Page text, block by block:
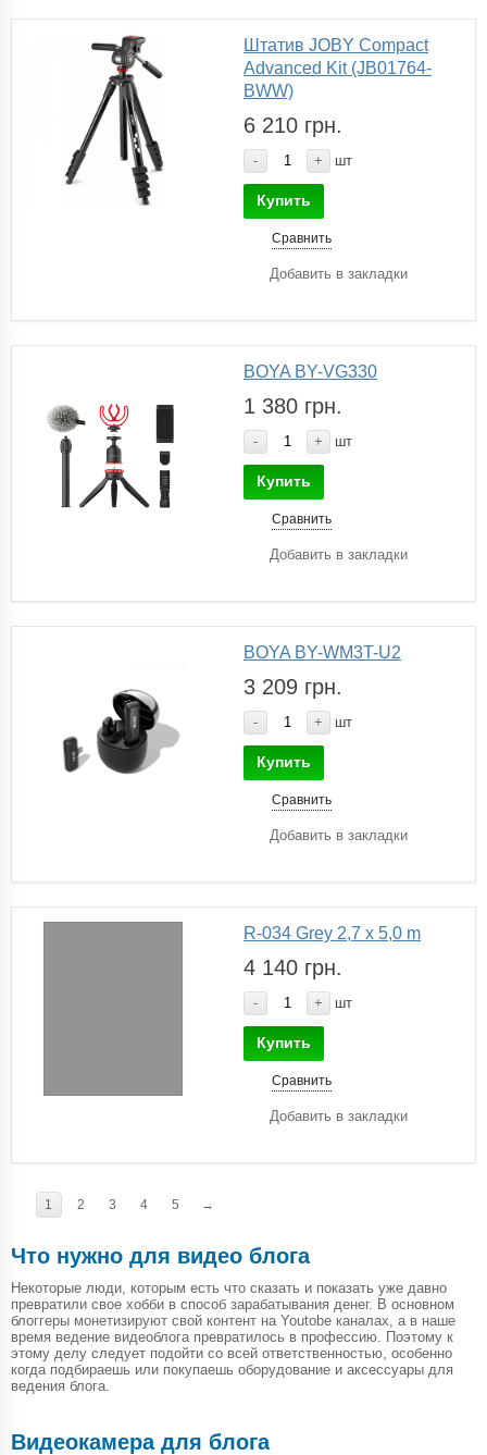
Штатив JOBY Compact
Advanced Kit (JB01764-
BWW)
6 210 грн.
- + шт
Купить
Сравнить
Добавить в закладки
BOYA BY-VG330
1 380 грн.
- + шт
Купить
Сравнить
Добавить в закладки
BOYA BY-WM3T-U2
3 209 грн.
- + шт
Купить
Сравнить
Добавить в закладки
R-034 Grey 2,7 x 5,0 m
4 140 грн.
- + шт
Купить
Сравнить
Добавить в закладки
1 2 3 4 5 →
Что нужно для видео блога
Некоторые люди, которым есть что сказать и показать уже давно
превратили свое хобби в способ зарабатывания денег. В основном
блоггеры монетизируют свой контент на Youtobe каналах, а в наше
время ведение видеоблога превратилось в профессию. Поэтому к
этому делу следует подойти со всей ответственностью, особенно
когда подбираешь или покупаешь оборудование и аксессуары для
ведения блога.
Видеокамера для блога